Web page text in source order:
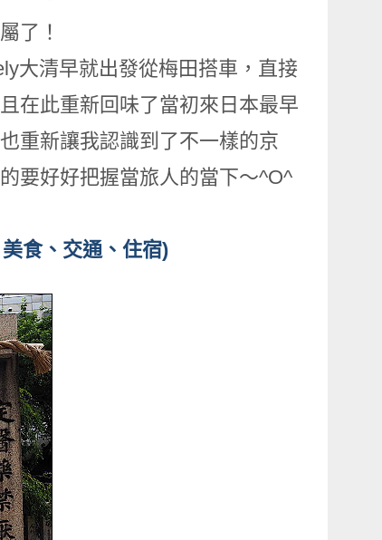
了！
大清早就出發從梅田搭車，直接
在此重新回味了當初來日本最早
重新讓我認識到了不一樣的京
要好好把握當旅人的當下～^O^
食、交通、住宿)